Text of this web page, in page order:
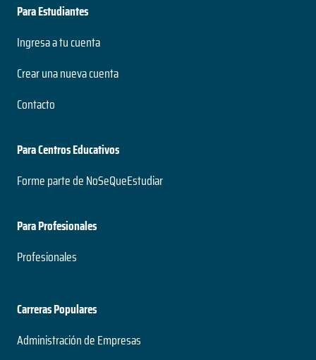
Para Estudiantes
Ingresa a tu cuenta
Crear una nueva cuenta
Contacto
Para Centros Educativos
Forme parte de NoSeQueEstudiar
Para Profesionales
Profesionales
Carreras Populares
Administración de Empresas